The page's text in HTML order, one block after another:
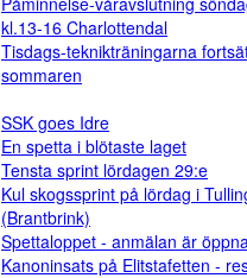
kl.13-16 Charlottendal
Tisdags-teknikträningarna
sommaren
SSK goes Idre
En spetta i blötaste laget
Tensta sprint lördagen 29:e
Kul skogssprint på lördag i
(Brantbrink)
Spettaloppet - anmälan är
Kanoninsats på Elitstafetten -